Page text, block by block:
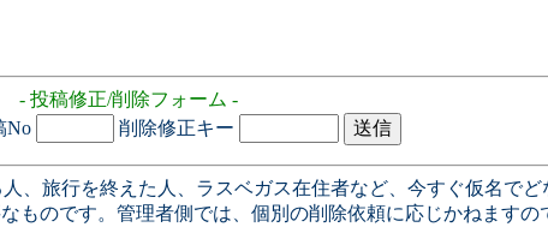
- 投稿修正/削除フォーム -
No 削除修正キー
旅行を終えた人、ラスベガス在住者など、今すぐ仮名でど
ものです。管理者側では、個別の削除依頼に応じかねます